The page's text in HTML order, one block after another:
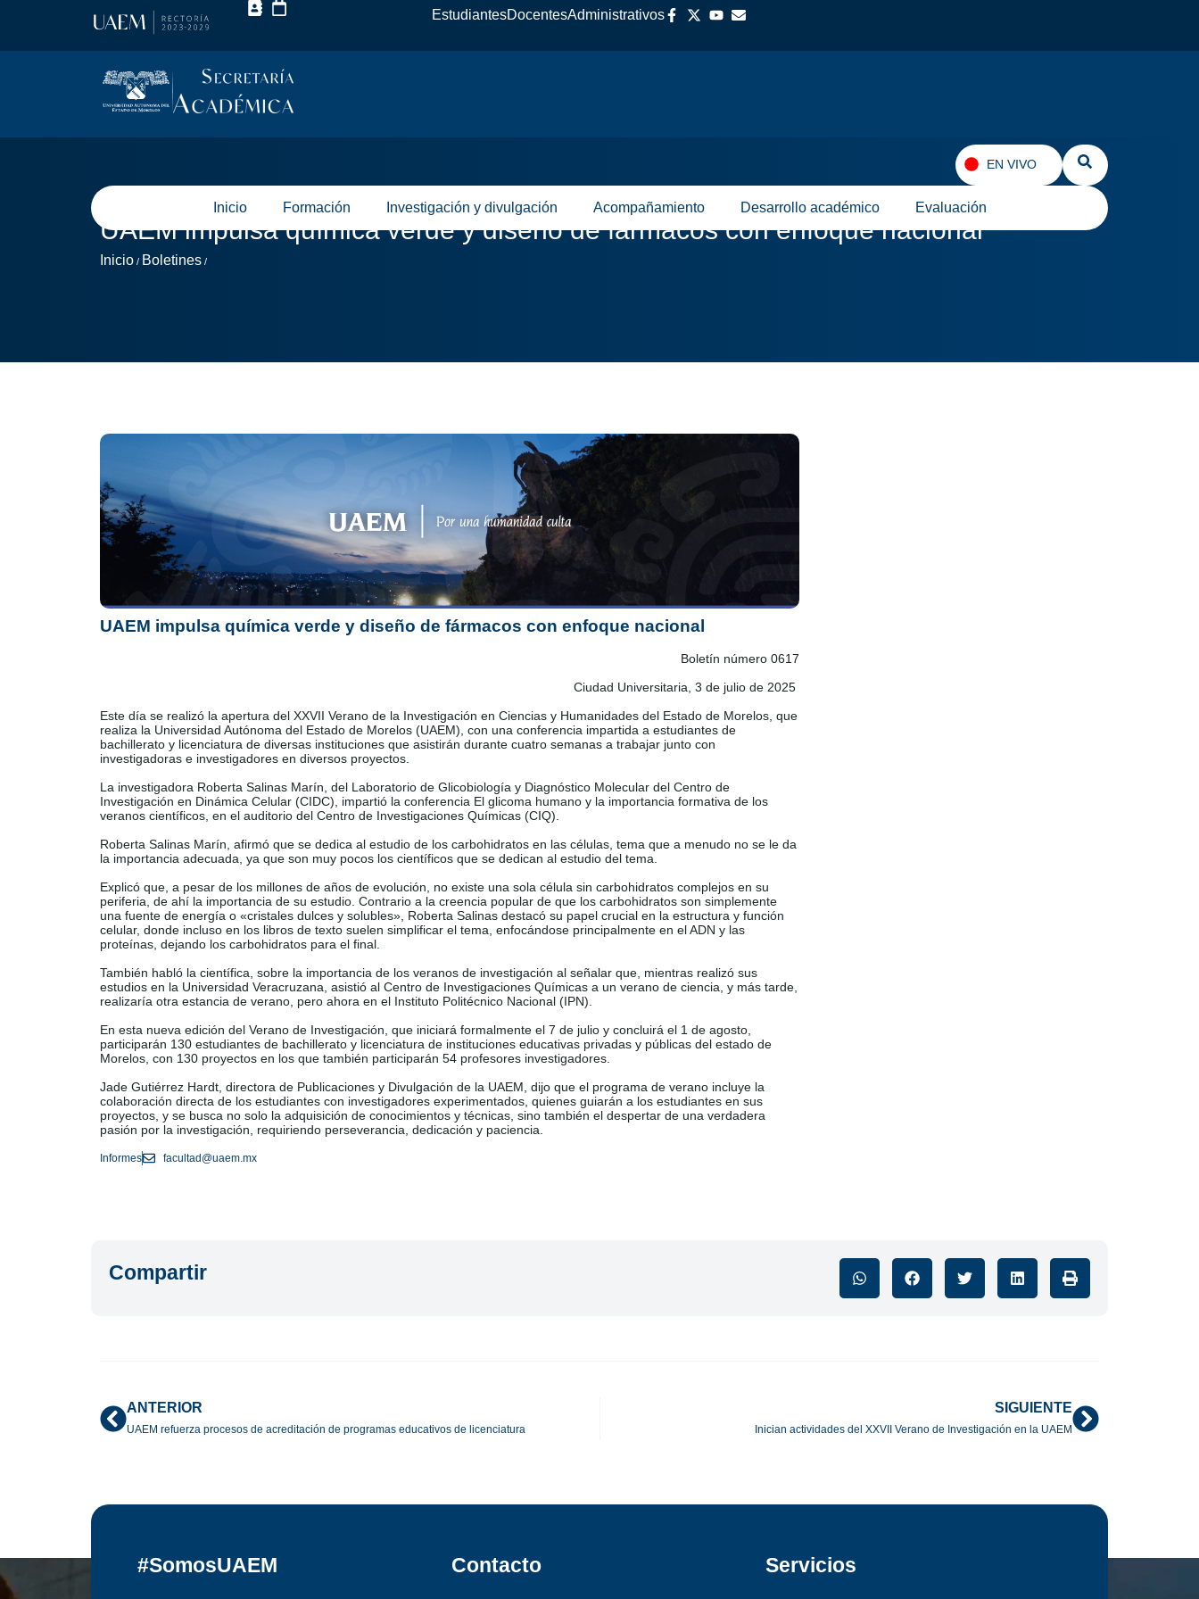
EstudiantesDocentesAdministrativos
Inicio Formación Investigación y divulgación Acompañamiento Desarrollo académico Evaluación
EN VIVO
UAEM impulsa química verde y diseño de fármacos con enfoque nacional
Inicio / Boletines /
UAEM impulsa química verde y diseño de fármacos con enfoque nacional
Boletín número 0617
Ciudad Universitaria, 3 de julio de 2025
Este día se realizó la apertura del XXVII Verano de la Investigación en Ciencias y Humanidades del Estado de Morelos, que
realiza la Universidad Autónoma del Estado de Morelos (UAEM), con una conferencia impartida a estudiantes de
bachillerato y licenciatura de diversas instituciones que asistirán durante cuatro semanas a trabajar junto con
investigadoras e investigadores en diversos proyectos.
La investigadora Roberta Salinas Marín, del Laboratorio de Glicobiología y Diagnóstico Molecular del Centro de
Investigación en Dinámica Celular (CIDC), impartió la conferencia El glicoma humano y la importancia formativa de los
veranos científicos, en el auditorio del Centro de Investigaciones Químicas (CIQ).
Roberta Salinas Marín, afirmó que se dedica al estudio de los carbohidratos en las células, tema que a menudo no se le da
la importancia adecuada, ya que son muy pocos los científicos que se dedican al estudio del tema.
Explicó que, a pesar de los millones de años de evolución, no existe una sola célula sin carbohidratos complejos en su
periferia, de ahí la importancia de su estudio. Contrario a la creencia popular de que los carbohidratos son simplemente
una fuente de energía o «cristales dulces y solubles», Roberta Salinas destacó su papel crucial en la estructura y función
celular, donde incluso en los libros de texto suelen simplificar el tema, enfocándose principalmente en el ADN y las
proteínas, dejando los carbohidratos para el final.
También habló la científica, sobre la importancia de los veranos de investigación al señalar que, mientras realizó sus
estudios en la Universidad Veracruzana, asistió al Centro de Investigaciones Químicas a un verano de ciencia, y más tarde,
realizaría otra estancia de verano, pero ahora en el Instituto Politécnico Nacional (IPN).
En esta nueva edición del Verano de Investigación, que iniciará formalmente el 7 de julio y concluirá el 1 de agosto,
participarán 130 estudiantes de bachillerato y licenciatura de instituciones educativas privadas y públicas del estado de
Morelos, con 130 proyectos en los que también participarán 54 profesores investigadores.
Jade Gutiérrez Hardt, directora de Publicaciones y Divulgación de la UAEM, dijo que el programa de verano incluye la
colaboración directa de los estudiantes con investigadores experimentados, quienes guiarán a los estudiantes en sus
proyectos, y se busca no solo la adquisición de conocimientos y técnicas, sino también el despertar de una verdadera
pasión por la investigación, requiriendo perseverancia, dedicación y paciencia.
Informes facultad@uaem.mx
Compartir
ANTERIOR
UAEM refuerza procesos de acreditación de programas educativos de licenciatura
SIGUIENTE
Inician actividades del XXVII Verano de Investigación en la UAEM
#SomosUAEM Contacto​ Servicios